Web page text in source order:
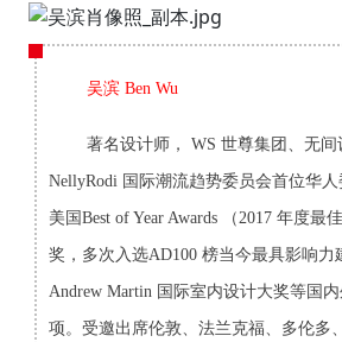
吴滨 Ben Wu
著名设计师， WS 世尊集团、无间
NellyRodi 国际潮流趋势委员会首位华人
美国Best of Year Awards （2017 年度最
奖，多次入选AD100 榜当今最具影响力
Andrew Martin 国际室内设计大奖等国
项。受邀出席伦敦、法兰克福、多伦多